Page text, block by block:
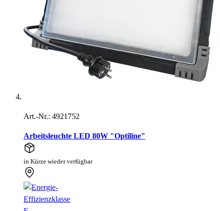
Art.-Nr.: 4921752
Arbeitsleuchte LED 80W "Optiline"
in Kürze wieder verfügbar